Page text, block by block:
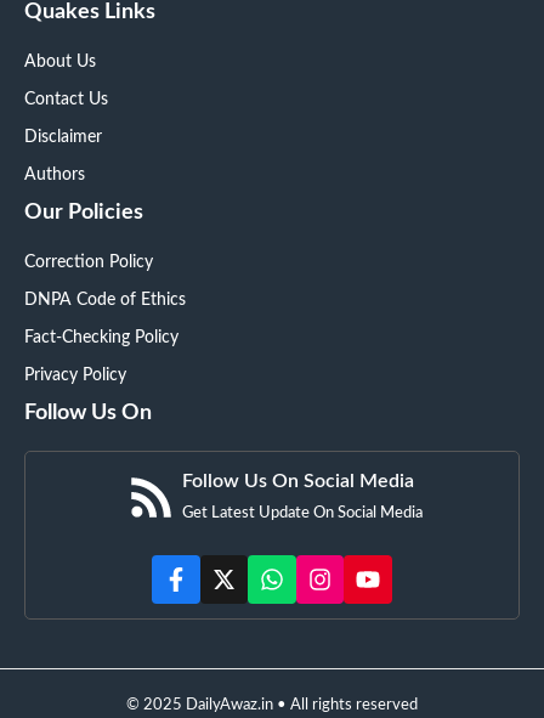
Quakes Links
About Us
Contact Us
Disclaimer
Authors
Our Policies
Correction Policy
DNPA Code of Ethics
Fact-Checking Policy
Privacy Policy
Follow Us On
Follow Us On Social Media
Get Latest Update On Social Media
© 2025 DailyAwaz.in • All rights reserved